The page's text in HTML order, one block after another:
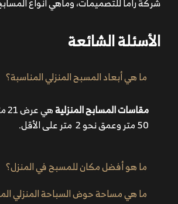
الأسئلة الشائعة
ما هي أبعاد المسبح المنزلي المناسبة؟
مقاسات المسابح المنزلية
50 متر وعمق نحو 2 متر على الأقل.
ما هو أفضل مكان للمسبح في المنزل؟
ما هي مساحة حوض السباحة المنزلي